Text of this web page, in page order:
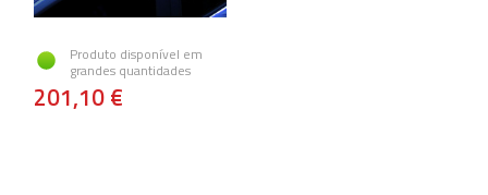
Produto disponível em
grandes quantidades
201,10 €